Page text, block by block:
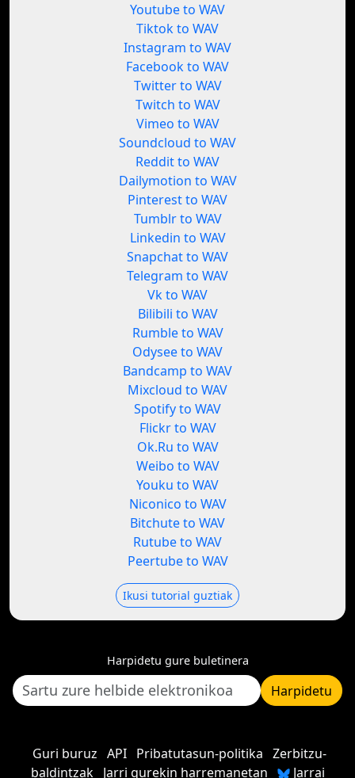
Youtube to WAV
Tiktok to WAV
Instagram to WAV
Facebook to WAV
Twitter to WAV
Twitch to WAV
Vimeo to WAV
Soundcloud to WAV
Reddit to WAV
Dailymotion to WAV
Pinterest to WAV
Tumblr to WAV
Linkedin to WAV
Snapchat to WAV
Telegram to WAV
Vk to WAV
Bilibili to WAV
Rumble to WAV
Odysee to WAV
Bandcamp to WAV
Mixcloud to WAV
Spotify to WAV
Flickr to WAV
Ok.Ru to WAV
Weibo to WAV
Youku to WAV
Niconico to WAV
Bitchute to WAV
Rutube to WAV
Peertube to WAV
Ikusi tutorial guztiak
Harpidetu gure buletinera
Harpidetu
Guri buruz API Pribatutasun-politika Zerbitzu-
baldintzak
Jarri gurekin harremanetan Jarrai